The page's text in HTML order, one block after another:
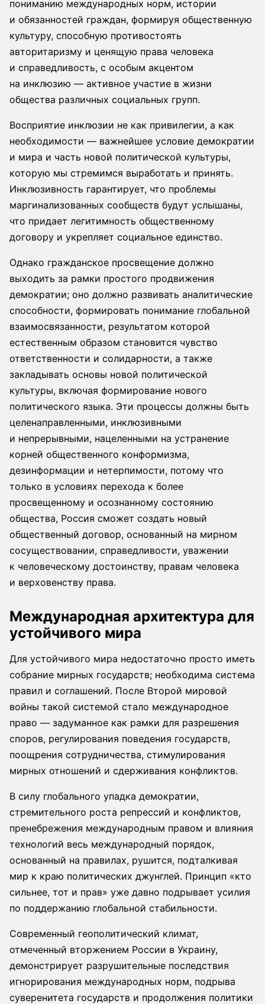
пониманию международных норм, истории
и обязанностей граждан, формируя общественную
культуру, способную противостоять
авторитаризму и ценящую права человека
и справедливость, с особым акцентом
на инклюзию — активное участие в жизни
общества различных социальных групп.
Восприятие инклюзии не как привилегии, а как
необходимости — важнейшее условие демократии
и мира и часть новой политической культуры,
которую мы стремимся выработать и принять.
Инклюзивность гарантирует, что проблемы
маргинализованных сообществ будут услышаны,
что придает легитимность общественному
договору и укрепляет социальное единство.
Однако гражданское просвещение должно
выходить за рамки простого продвижения
демократии; оно должно развивать аналитические
способности, формировать понимание глобальной
взаимосвязанности, результатом которой
естественным образом становится чувство
ответственности и солидарности, а также
закладывать основы новой политической
культуры, включая формирование нового
политического языка. Эти процессы должны быть
целенаправленными, инклюзивными
и непрерывными, нацеленными на устранение
корней общественного конформизма,
дезинформации и нетерпимости, потому что
только в условиях перехода к более
просвещенному и осознанному состоянию
общества, Россия сможет создать новый
общественный договор, основанный на мирном
сосуществовании, справедливости, уважении
к человеческому достоинству, правам человека
и верховенству права.
Международная архитектура для
устойчивого мира
Для устойчивого мира недостаточно просто иметь
собрание мирных государств; необходима система
правил и соглашений. После Второй мировой
войны такой системой стало международное
право — задуманное как рамки для разрешения
споров, регулирования поведения государств,
поощрения сотрудничества, стимулирования
мирных отношений и сдерживания конфликтов.
В силу глобального упадка демократии,
стремительного роста репрессий и конфликтов,
пренебрежения международным правом и влияния
технологий весь международный порядок,
основанный на правилах, рушится, подталкивая
мир к краю политических джунглей. Принцип «кто
сильнее, тот и прав» уже давно подрывает усилия
по поддержанию глобальной стабильности.
Современный геополитический климат,
отмеченный вторжением России в Украину,
демонстрирует разрушительные последствия
игнорирования международных норм, подрыва
суверенитета государств и продолжения политики